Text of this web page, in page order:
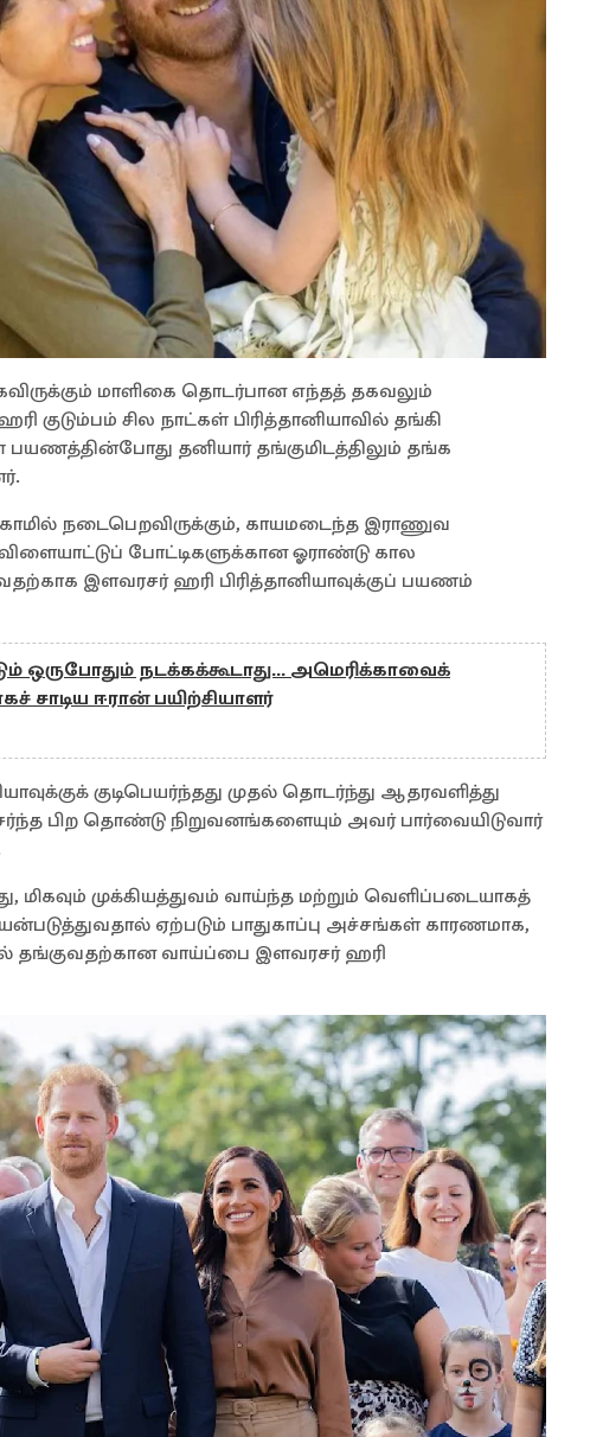
மாளிகை தொடர்பான எந்தத் தகவலும்
குடும்பம் சில நாட்கள் பிரித்தானியாவில் தங்கி
பயணத்தின்போது தனியார் தங்குமிடத்திலும் தங்க
நடைபெறவிருக்கும், காயமடைந்த இராணுவ
போட்டிகளுக்கான ஓராண்டு கால
இளவரசர் ஹரி பிரித்தானியாவுக்குப் பயணம்
ஒருபோதும் நடக்கக்கூடாது... அமெரிக்காவைக்
சாடிய ஈரான் பயிற்சியாளர்
குடிபெயர்ந்தது முதல் தொடர்ந்து ஆதரவளித்து
பிற தொண்டு நிறுவனங்களையும் அவர் பார்வையிடுவார்
முக்கியத்துவம் வாய்ந்த மற்றும் வெளிப்படையாகத்
ஏற்படும் பாதுகாப்பு அச்சங்கள் காரணமாக,
வாய்ப்பை இளவரசர் ஹரி